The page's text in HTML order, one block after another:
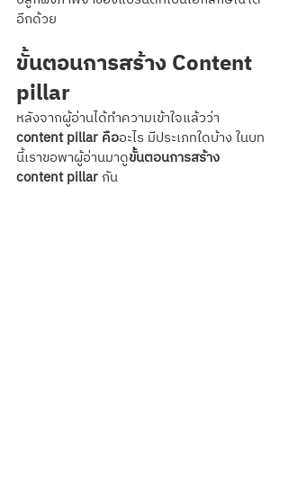
อีกด้วย
ขั้นตอนการสร้าง Content
pillar
หลังจากผู้อ่านได้ทำความเข้าใจแล้วว่า
content pillar คืออะไร มีประเภทใดบ้าง ในบท
นี้เราขอพาผู้อ่านมาดูขั้นตอนการสร้าง
content pillar กัน